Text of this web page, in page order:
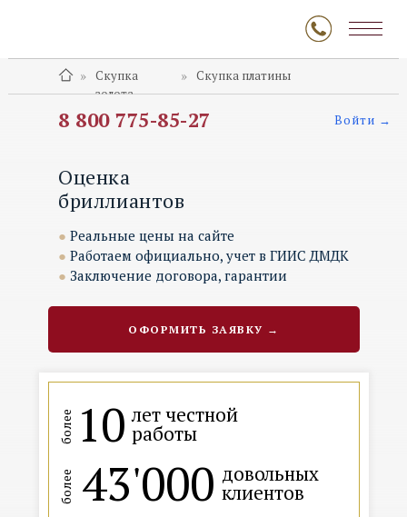
Скупка
золота
Скупка платины
» »
Оценка
бриллиантов
● Реальные цены на сайте
● Работаем официально, учет в ГИИС ДМДК
● Заключение договора, гарантии
Войти →
ОФОРМИТЬ ЗАЯВКУ →
10 лет честной
работы
43'000
более довольных
клиентов
более
8 800 775-85-27